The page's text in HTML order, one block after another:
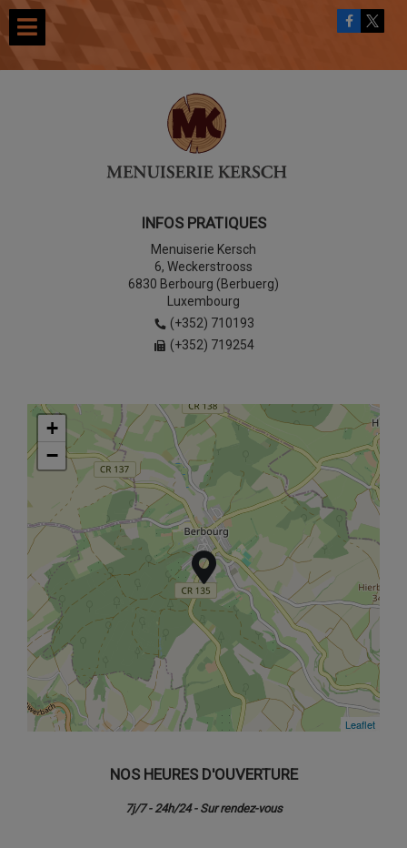
INFOS PRATIQUES
Menuiserie Kersch
6, Weckerstrooss
6830 Berbourg (Berbuerg)
Luxembourg
(+352) 710193
(+352) 719254
+
−
Leaflet
+
−
Leaflet
NOS HEURES D'OUVERTURE
7j/7 - 24h/24 - Sur rendez-vous